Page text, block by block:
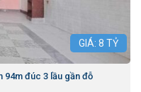
GIÁ: 8 TỶ
94m đúc 3 lầu gần đỗ